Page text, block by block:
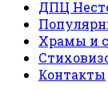
ДПЦ
Храмы и
Контакты